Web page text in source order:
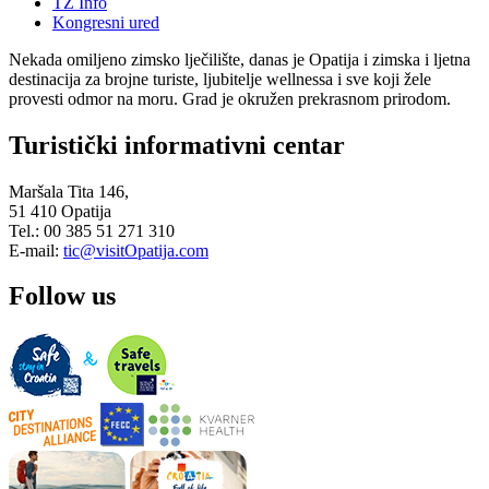
Kongresni ured
Nekada omiljeno zimsko lječilište, danas je Opatija i zimska i ljetna
destinacija za brojne turiste, ljubitelje wellnessa i sve koji žele
provesti odmor na moru. Grad je okružen prekrasnom prirodom.
Turistički informativni centar
Maršala Tita 146,
51 410 Opatija
Tel.: 00 385 51 271 310
E-mail: tic@visitOpatija.com
Follow us